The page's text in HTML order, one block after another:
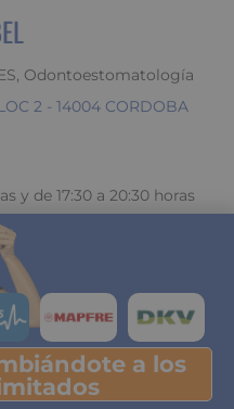
Odontoestomatología
2 - 14004 CORDOBA
y de 17:30 a 20:30 horas
a los
tu ahorro